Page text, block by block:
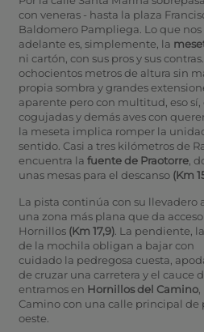
con veneras - hasta la plaza
Baldomero Pampliega. Lo que nos
adelante es, simplemente, la
ni cartón, con sus pros y sus
ochocientos metros de altura sin
propia sombra y grandes
aparente pero con multitud, eso sí,
cogujadas y demás aves con
la meseta implica romper la
sentido. Casi a tres kilómetros de
encuentra la fuente de Praotorre,
unas mesas para el descanso (Km
La pista continúa con su llevadero
una zona más plana que da
Hornillos (Km 17,9). La pendiente,
de la mochila obligan a bajar con
cuidado la pedregosa cuesta,
de cruzar una carretera y el cauce
entramos en Hornillos del Camino,
Camino con una calle principal de
oeste.